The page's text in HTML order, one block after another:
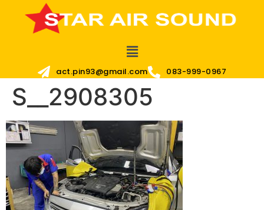
act.pin93@gmail.com 083-999-0967
S__2908305